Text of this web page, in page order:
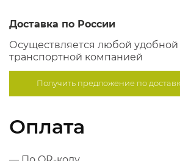
Доставка по России
Осуществляется любой удобной
транспортной компанией
Получить предложение по
Оплата